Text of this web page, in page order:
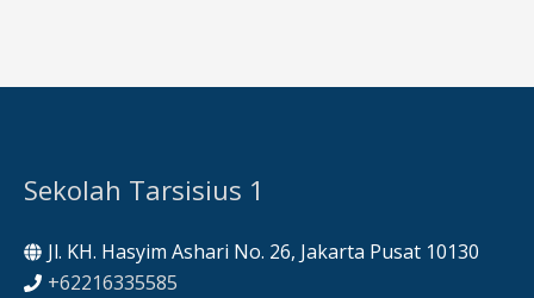
Sekolah Tarsisius 1
Jl. KH. Hasyim Ashari No. 26, Jakarta Pusat 10130
+62216335585